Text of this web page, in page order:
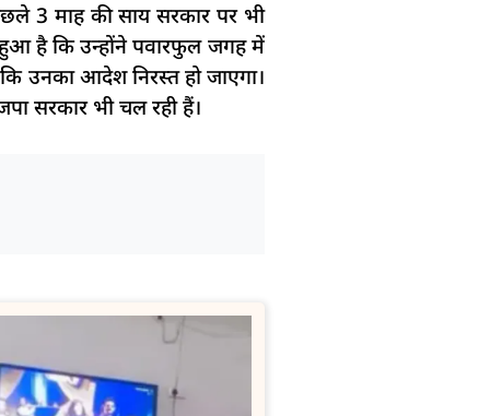
3 माह की साय सरकार पर भी
है कि उन्होंने पवारफुल जगह में
उनका आदेश निरस्त हो जाएगा।
सरकार भी चल रही हैं।